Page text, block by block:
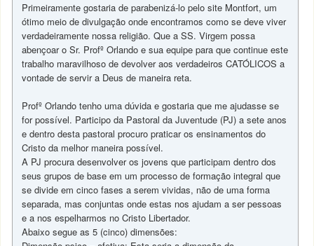
Primeiramente gostaria de parabenizá-lo pelo site Montfort, um
ótimo meio de divulgação onde encontramos como se deve viver
verdadeiramente nossa religião. Que a SS. Virgem possa
abençoar o Sr. Profº Orlando e sua equipe para que continue este
trabalho maravilhoso de devolver aos verdadeiros CATÓLICOS a
vontade de servir a Deus de maneira reta.
Profº Orlando tenho uma dúvida e gostaria que me ajudasse se
for possível. Participo da Pastoral da Juventude (PJ) a sete anos
e dentro desta pastoral procuro praticar os ensinamentos do
Cristo da melhor maneira possível.
A PJ procura desenvolver os jovens que participam dentro dos
seus grupos de base em um processo de formação integral que
se divide em cinco fases a serem vividas, não de uma forma
separada, mas conjuntas onde estas nos ajudam a ser pessoas
e a nos espelharmos no Cristo Libertador.
Abaixo segue as 5 (cinco) dimensões: